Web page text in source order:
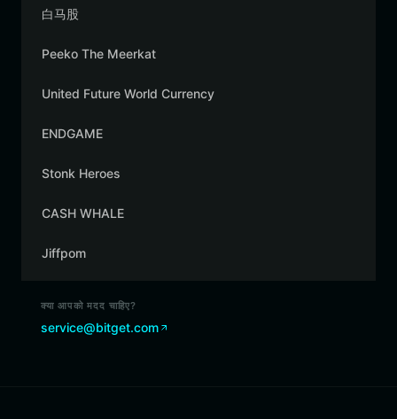
白马股
Peeko The Meerkat
United Future World Currency
ENDGAME
Stonk Heroes
CASH WHALE
Jiffpom
क्या आपको मदद चाहिए?
service@bitget.com